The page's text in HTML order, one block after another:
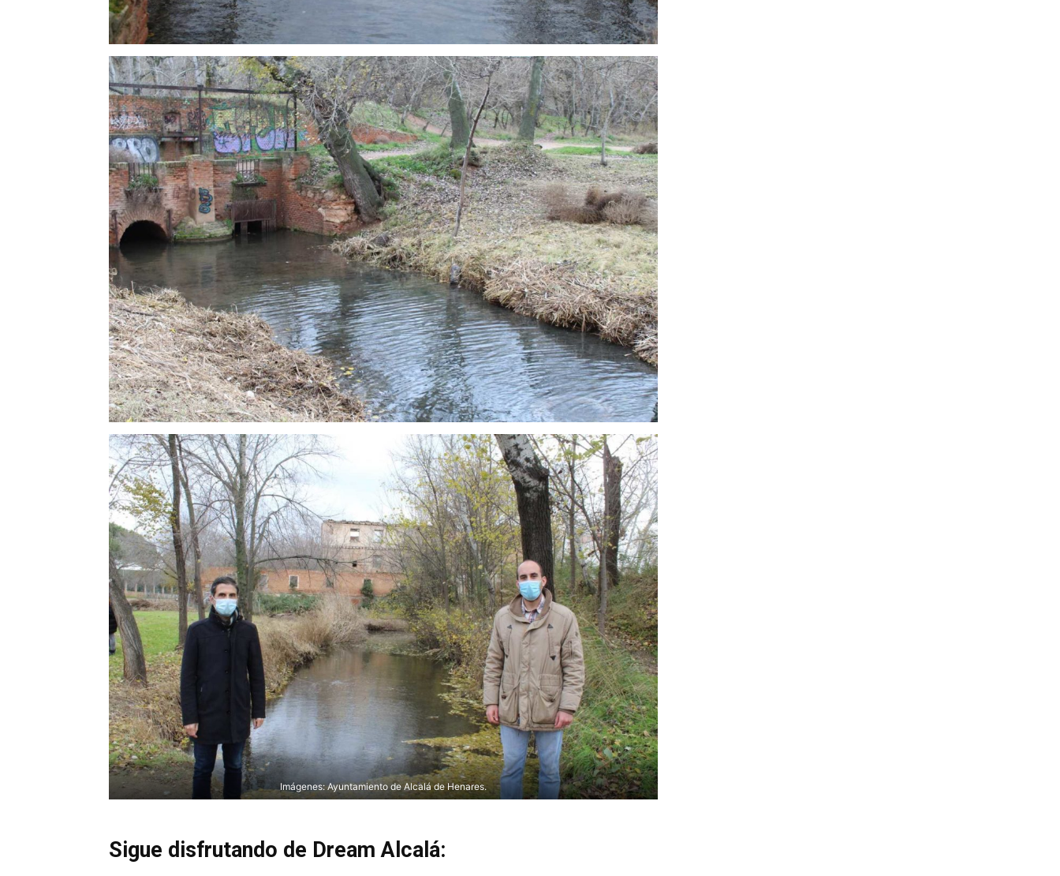
Imágenes: Ayuntamiento de Alcalá de Henares.
Sigue disfrutando de Dream Alcalá: